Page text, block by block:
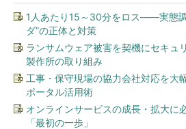
1人あたり15～30分をロス――実態
ダ”の正体と対策
ランサムウェア被害を契機にセキュ
製作所の取り組み
工事・保守現場の協力会社対応を大
ポータル活用術
オンラインサービスの成長・拡大に
「最初の一歩」